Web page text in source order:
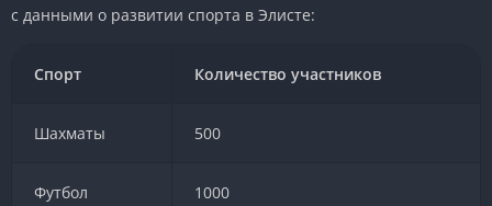
с данными о развитии спорта в Элисте:
Спорт Количество участников
Шахматы 500
Футбол 1000